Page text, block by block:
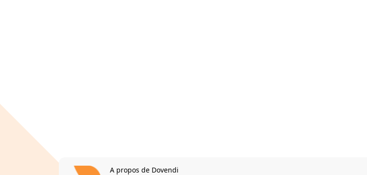
A propos de Dovendi